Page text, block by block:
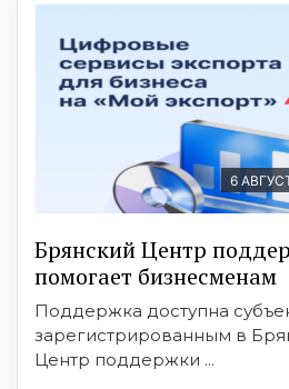
6
Брянский Центр
помогает бизнесменам
Поддержка доступна
зарегистрированным в
Центр поддержки ...